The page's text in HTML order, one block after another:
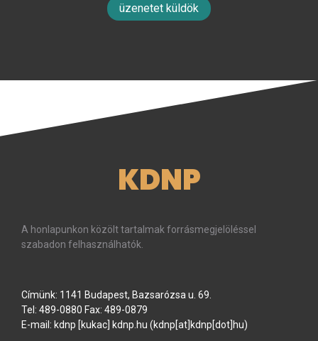
üzenetet küldök
KDNP
A honlapunkon közölt tartalmak forrásmegjelöléssel
szabadon felhasználhatók.
Címünk: 1141 Budapest, Bazsarózsa u. 69.
Tel: 489-0880 Fax: 489-0879
E-mail: kdnp [kukac] kdnp hu (kdnp[at]kdnp[dot]hu)